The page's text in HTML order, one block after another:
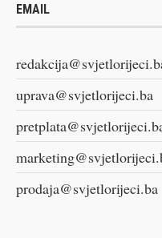
EMAIL
uprava@svjetlorijeci.ba
prodaja@svjetlorijeci.ba